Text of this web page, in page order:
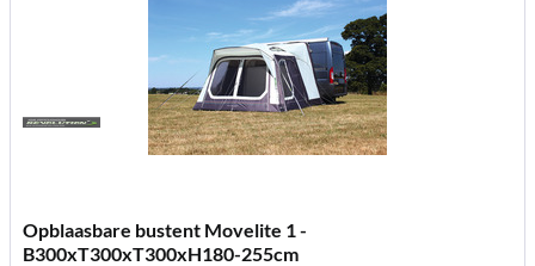
Opblaasbare bustent Movelite 1 -
B300xT300xT300xH180-255cm